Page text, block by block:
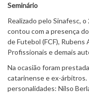
Seminário
Realizado pelo Sinafesc,
contou com a presença
de Futebol (FCF),
Profissionais e demais
Na ocasião foram
catarinense e ex-
personalidades: Nilso